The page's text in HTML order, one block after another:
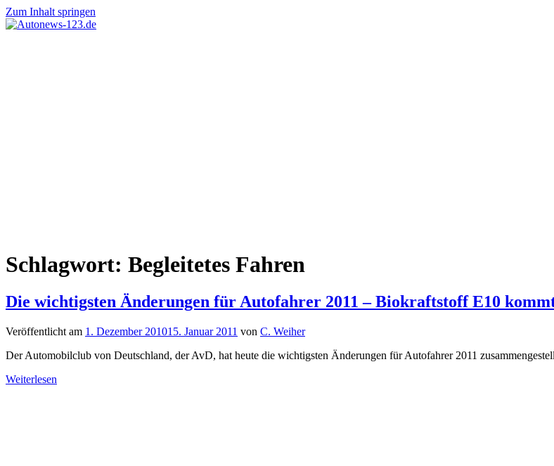
Zum Inhalt springen
Schlagwort: Begleitetes Fahren
Die wichtigsten Änderungen für Autofahrer 2011 – Biokraftstoff E10
Veröffentlicht am 1. Dezember 201015. Januar 2011 von C. Weiher
Der Automobilclub von Deutschland, der AvD, hat heute die wichtigsten Änderungen für Autofahrer 2011
Weiterlesen